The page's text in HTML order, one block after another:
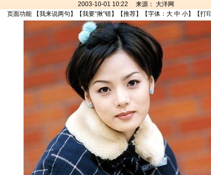
2003-10-01 10:22 来源： 大洋网
页面功能 【我来说两句 】【我要“揪”错】【推荐】【字体： 大 中 小】【打